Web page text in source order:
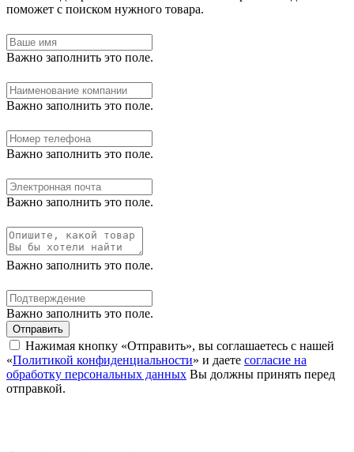
поможет с поиском нужного товара.
Важно заполнить это поле.
Важно заполнить это поле.
Важно заполнить это поле.
Важно заполнить это поле.
Важно заполнить это поле.
Важно заполнить это поле.
Отправить
Нажимая кнопку «Отправить», вы соглашаетесь с нашей
«Политикой конфиденциальности» и даете согласие на
обработку персональных данных Вы должны принять перед
отправкой.